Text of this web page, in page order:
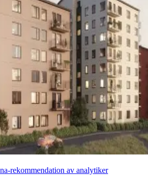
rekommendation av analytiker